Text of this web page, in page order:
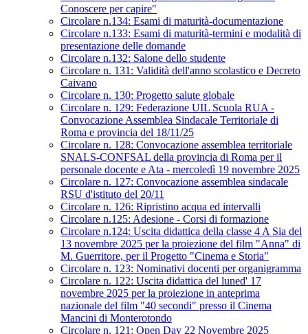
Conoscere per capire"
Circolare n.134: Esami di maturità-documentazione
Circolare n.133: Esami di maturità-termini e modalità di
presentazione delle domande
Circolare n.132: Salone dello studente
Circolare n. 131: Validità dell'anno scolastico e Decreto
Caivano
Circolare n. 130: Progetto salute globale
Circolare n. 129: Federazione UIL Scuola RUA -
Convocazione Assemblea Sindacale Territoriale di
Roma e provincia del 18/11/25
Circolare n. 128: Convocazione assemblea territoriale
SNALS-CONFSAL della provincia di Roma per il
personale docente e Ata - mercoledì 19 novembre 2025
Circolare n. 127: Convocazione assemblea sindacale
RSU d'istituto del 20/11
Circolare n. 126: Ripristino acqua ed intervalli
Circolare n.125: Adesione - Corsi di formazione
Circolare n.124: Uscita didattica della classe 4 A Sia del
13 novembre 2025 per la proiezione del film "Anna" di
M. Guerritore, per il Progetto "Cinema e Storia"
Circolare n. 123: Nominativi docenti per organigramma
Circolare n. 122: Uscita didattica del luned' 17
novembre 2025 per la proiezione in anteprima
nazionale del film "40 secondi" presso il Cinema
Mancini di Monterotondo
Circolare n. 121: Open Day 22 Novembre 2025